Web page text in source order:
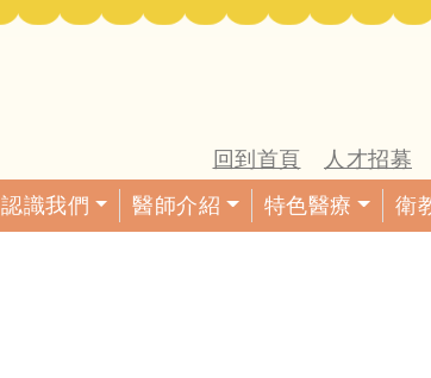
回到首頁 人才招募
認識我們 醫師介紹 特色醫療 衛